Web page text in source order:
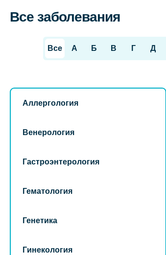
Все заболевания
Все А Б В Г Д
Аллергология
Венерология
Гастроэнтерология
Гематология
Генетика
Гинекология